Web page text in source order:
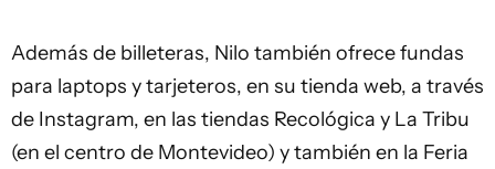
Además de billeteras, Nilo también ofrece fundas
para laptops y tarjeteros, en su tienda web, a través
de Instagram, en las tiendas Recológica y La Tribu
(en el centro de Montevideo) y también en la Feria